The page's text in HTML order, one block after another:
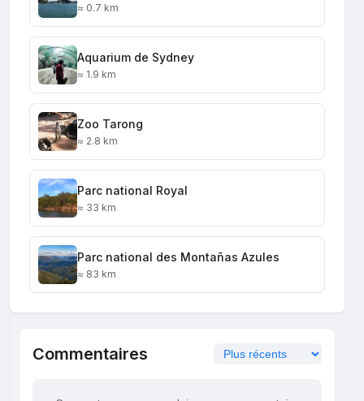
≈ 0.7 km
Aquarium de Sydney
≈ 1.9 km
Zoo Tarong
≈ 2.8 km
Parc national Royal
≈ 33 km
Parc national des Montañas Azules
≈ 83 km
Commentaires